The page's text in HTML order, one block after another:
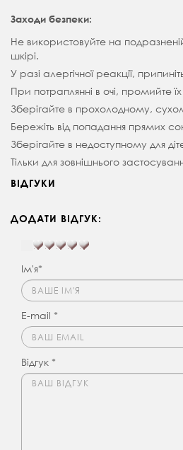
Заходи безпеки:
Не використовуйте на
шкірі.
У разі алергічної реакції,
При потраплянні в очі, промийте
Зберігайте в прохолодному,
Бережіть від попадання прямих
Зберігайте в недоступному для
Тільки для зовнішнього
ВІДГУКИ
ДОДАТИ ВІДГУК:
Ім'я*
E-mail *
Відгук *